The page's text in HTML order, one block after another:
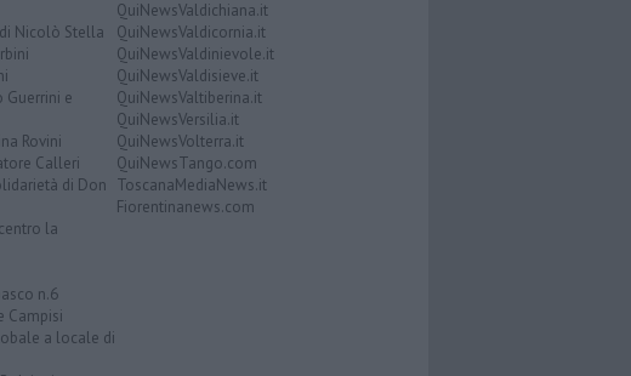
Nicolò Stella
Guerrini e
Rovini
Calleri
di Don
la
n.6
Campisi
a locale di
QuiNewsValdichiana.it
QuiNewsValdicornia.it
QuiNewsValdinievole.it
QuiNewsValdisieve.it
QuiNewsValtiberina.it
QuiNewsVersilia.it
QuiNewsVolterra.it
QuiNewsTango.com
ToscanaMediaNews.it
Fiorentinanews.com